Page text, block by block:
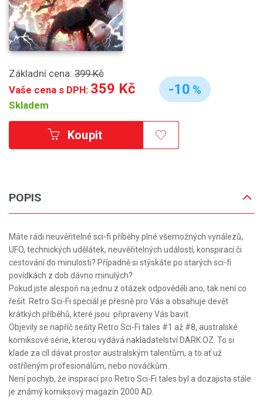
Základní cena: 399 Kč
Vaše cena s DPH: 359 Kč
Skladem
-10 %
Koupit
POPIS
Máte rádi neuvěřitelné sci-fi příběhy plné všemožných vynálezů,
UFO, technických udělátek, neuvěřitelných událostí, konspirací či
cestování do minulosti? Případně si stýskáte po starých sci-fi
povídkách z dob dávno minulých?
Pokud jste alespoň na jednu z otázek odpověděli ano, tak není co
řešit. Retro Sci-Fi speciál je přesně pro Vás a obsahuje devět
krátkých příběhů, které jsou připraveny Vás bavit.
Objevily se napříč sešity Retro Sci-Fi tales #1 až #8, australské
komiksové série, kterou vydává nakladatelství DARK OZ. To si
klade za cíl dávat prostor australským talentům, a to ať už
ostříleným profesionálům, nebo nováčkům.
Není pochyb, že inspirací pro Retro Sci-Fi tales byl a dozajista stále
je známý komiksový magazín 2000 AD.